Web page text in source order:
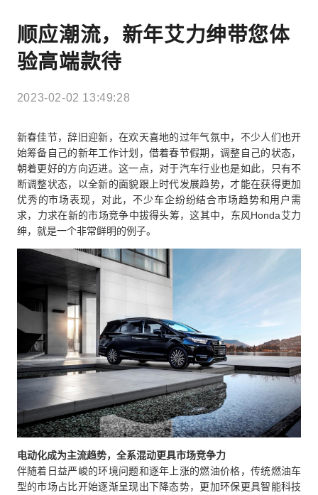
顺应潮流，新年艾力绅带您体
验高端款待
2023-02-02 13:49:28
新春佳节，辞旧迎新，在欢天喜地的过年气氛中，不少人们也开
始筹备自己的新年工作计划，借着春节假期，调整自己的状态，
朝着更好的方向迈进。这一点，对于汽车行业也是如此，只有不
断调整状态，以全新的面貌跟上时代发展趋势，才能在获得更加
优秀的市场表现，对此，不少车企纷纷结合市场趋势和用户需
求，力求在新的市场竞争中拔得头筹，这其中，东风Honda艾力
绅，就是一个非常鲜明的例子。
电动化成为主流趋势，全系混动更具市场竞争力
伴随着日益严峻的环境问题和逐年上涨的燃油价格，传统燃油车
型的市场占比开始逐渐呈现出下降态势，更加环保更具智能科技